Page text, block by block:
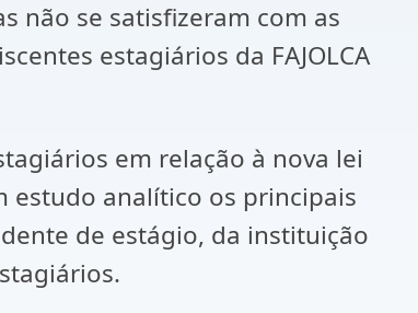
não se satisfizeram com as
estagiários da FAJOLCA
em relação à nova lei
estudo analítico os principais
de estágio, da instituição